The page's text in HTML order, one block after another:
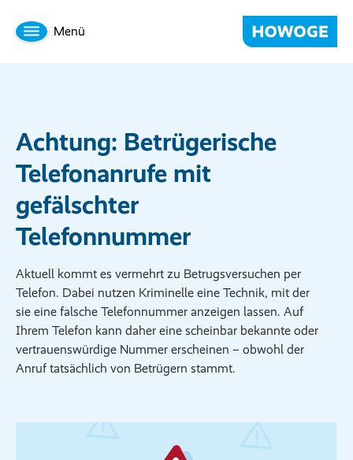
Menü
Achtung: Betrügerische
Telefonanrufe mit
gefälschter
Telefonnummer
Aktuell kommt es vermehrt zu Betrugsversuchen per
Telefon. Dabei nutzen Kriminelle eine Technik, mit der
sie eine falsche Telefonnummer anzeigen lassen. Auf
Ihrem Telefon kann daher eine scheinbar bekannte oder
vertrauenswürdige Nummer erscheinen – obwohl der
Anruf tatsächlich von Betrügern stammt.